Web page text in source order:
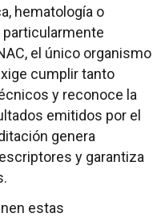
hematología o
particularmente
el único organismo
cumplir tanto
y reconoce la
emitidos por el
genera
y garantiza
estas